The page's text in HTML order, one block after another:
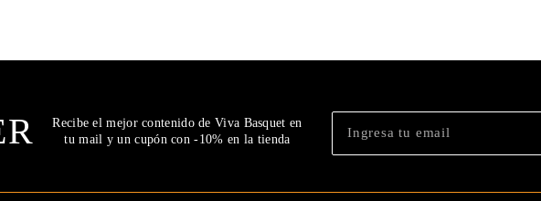
Recibe el mejor contenido de Viva Basquet en
tu mail y un cupón con -10% en la tienda